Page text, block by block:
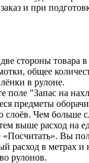
и при
стороны товара
общее
в рулоне.
поле "Запас на
предметы
слоёв. Чем больше
выше расход на
Вы
расход в метрах и
рулонов.